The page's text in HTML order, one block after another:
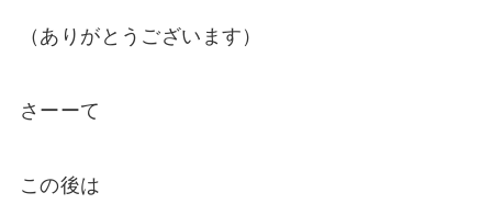
（ありがとうございます）
さーーて
この後は